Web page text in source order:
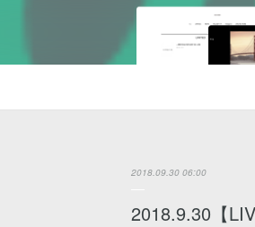
2018.09.30 06:00
2018.9.30【